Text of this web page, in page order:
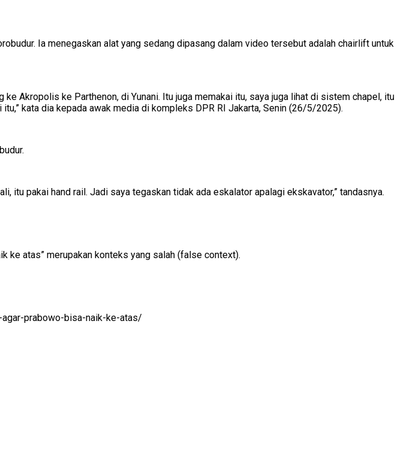
Ia menegaskan alat yang sedang dipasang dalam video tersebut adalah chairlift untuk
Akropolis ke Parthenon, di Yunani. Itu juga memakai itu, saya juga lihat di sistem chapel, itu
kata dia kepada awak media di kompleks DPR RI Jakarta, Senin (26/5/2025).
itu pakai hand rail. Jadi saya tegaskan tidak ada eskalator apalagi ekskavator,” tandasnya.
ke atas” merupakan konteks yang salah (false context).
prabowo-bisa-naik-ke-atas/